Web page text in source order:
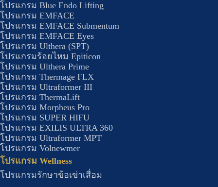
โปรแกรม Blue Endo Lifting
โปรแกรม EMFACE
โปรแกรม EMFACE Submentum
โปรแกรม EMFACE Eyes
โปรแกรม Ulthera (SPT)
โปรแกรมร้อยไหม Epiticon
โปรแกรม Ulthera Prime
โปรแกรม Thermage FLX
โปรแกรม Ultraformer III
โปรแกรม ThermaLift
โปรแกรม Morpheus Pro
โปรแกรม SUPER HIFU
โปรแกรม EXILIS ULTRA 360
โปรแกรม Ultraformer MPT
โปรแกรม Volnewmer
โปรแกรม Wellness​
โปรแกรมรักษาข้อเข่าเสื่อม